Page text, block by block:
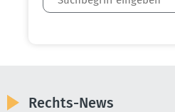
Rechts-News